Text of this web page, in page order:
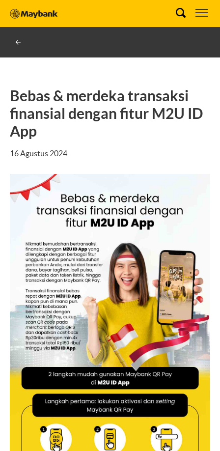
Bebas & merdeka transaksi
finansial dengan fitur M2U ID
App
16 Agustus 2024